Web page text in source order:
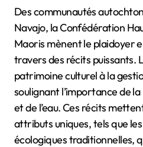
Des communautés
Navajo, la Confédération
Maoris mènent le plaidoyer
travers des récits puissants.
patrimoine culturel à la
soulignant l’importance de
et de l’eau. Ces récits
attributs uniques, tels que
écologiques traditionnelles,